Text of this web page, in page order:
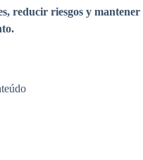
reducir riesgos y mantener